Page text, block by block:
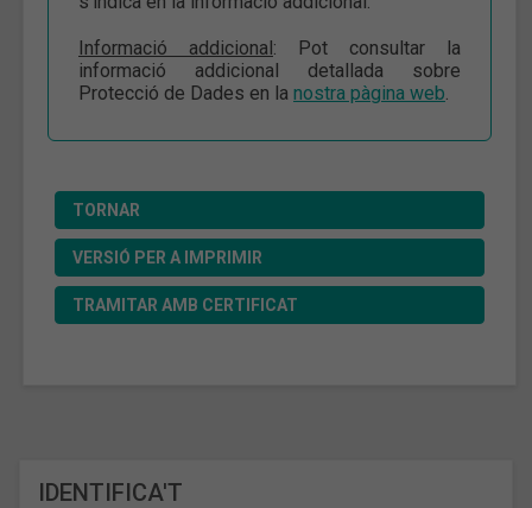
IDENTIFICA'T
Informació addicional: Pot consultar la
informació addicional detallada sobre
Protecció de Dades en la nostra pàgina web.
TORNAR
VERSIÓ PER A IMPRIMIR
TRAMITAR AMB CERTIFICAT